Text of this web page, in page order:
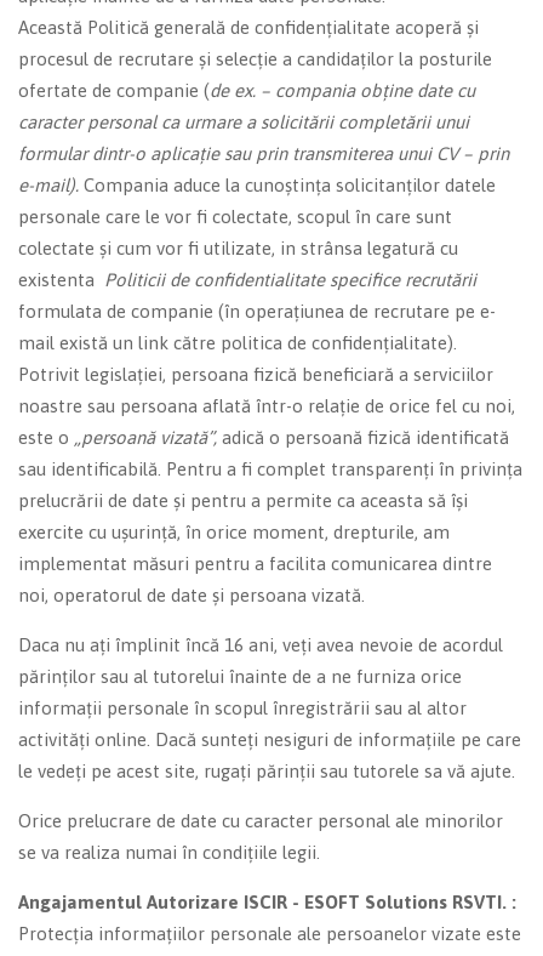
Această Politică generală de confidențialitate acoperă și
procesul de recrutare și selecție a candidaților la posturile
ofertate de companie (de ex. – compania obține date cu
caracter personal ca urmare a solicitării completării unui
formular dintr-o aplicație sau prin transmiterea unui CV – prin
e-mail). Compania aduce la cunoștința solicitanților datele
personale care le vor fi colectate, scopul în care sunt
colectate și cum vor fi utilizate, in strânsa legatură cu
existenta Politicii de confidentialitate specifice recrutării
formulata de companie (în operațiunea de recrutare pe e-
mail există un link către politica de confidențialitate).
Potrivit legislației, persoana fizică beneficiară a serviciilor
noastre sau persoana aflată într-o relație de orice fel cu noi,
este o „persoană vizată”, adică o persoană fizică identificată
sau identificabilă. Pentru a fi complet transparenți în privința
prelucrării de date și pentru a permite ca aceasta să își
exercite cu ușurință, în orice moment, drepturile, am
implementat măsuri pentru a facilita comunicarea dintre
noi, operatorul de date și persoana vizată.
Daca nu ați împlinit încă 16 ani, veți avea nevoie de acordul
părinților sau al tutorelui înainte de a ne furniza orice
informații personale în scopul înregistrării sau al altor
activități online. Dacă sunteți nesiguri de informațiile pe care
le vedeți pe acest site, rugați părinții sau tutorele sa vă ajute.
Orice prelucrare de date cu caracter personal ale minorilor
se va realiza numai în condițiile legii.
Angajamentul Autorizare ISCIR - ESOFT Solutions RSVTI. :
Protecția informațiilor personale ale persoanelor vizate este